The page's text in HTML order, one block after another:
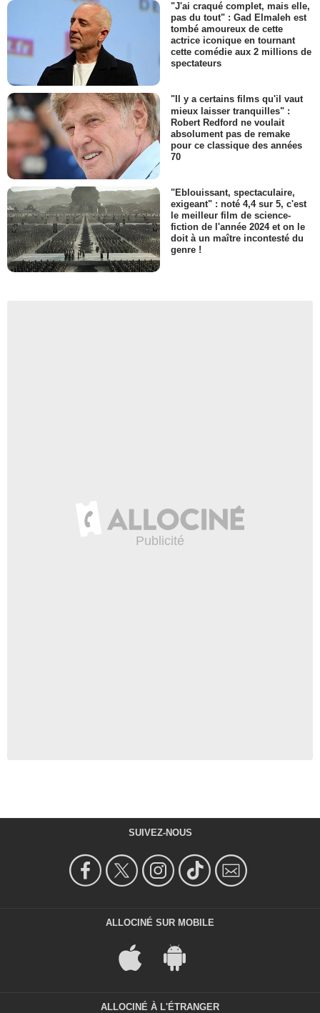
"J'ai craqué complet, mais elle,
pas du tout" : Gad Elmaleh est
tombé amoureux de cette
actrice iconique en tournant
cette comédie aux 2 millions de
spectateurs
"Il y a certains films qu'il vaut
mieux laisser tranquilles" :
Robert Redford ne voulait
absolument pas de remake
pour ce classique des années
70
"Eblouissant, spectaculaire,
exigeant" : noté 4,4 sur 5, c'est
le meilleur film de science-
fiction de l'année 2024 et on le
doit à un maître incontesté du
genre !
SUIVEZ-NOUS
ALLOCINÉ SUR MOBILE
ALLOCINÉ À L'ÉTRANGER